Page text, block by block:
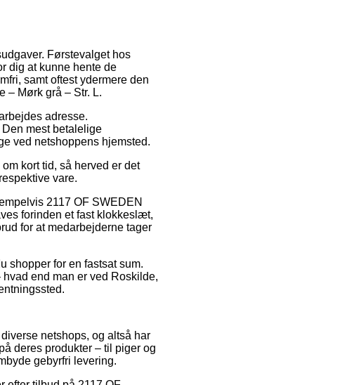
Førstevalget hos
dig at kunne hente de
samt oftest ydermere den
– Mørk grå – Str. L.
adresse.
mest betalelige
ved netshoppens hjemsted.
kort tid, så herved er det
vare.
2117 OF SWEDEN
forinden et fast klokkeslæt,
for at medarbejderne tager
shopper for en fastsat sum.
end man er ved Roskilde,
netshops, og altså har
deres produkter – til piger og
gebyrfri levering.